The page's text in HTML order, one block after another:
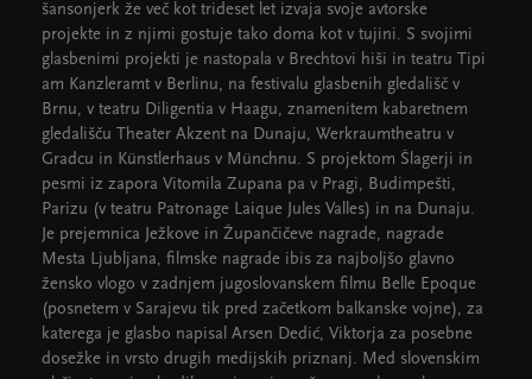
šansonjerk že več kot trideset let izvaja svoje avtorske
projekte in z njimi gostuje tako doma kot v tujini. S svojimi
glasbenimi projekti je nastopala v Brechtovi hiši in teatru Tipi
am Kanzleramt v Berlinu, na festivalu glasbenih gledališč v
Brnu, v teatru Diligentia v Haagu, znamenitem kabaretnem
gledališču Theater Akzent na Dunaju, Werkraumtheatru v
Gradcu in Künstlerhaus v Münchnu. S projektom Šlagerji in
pesmi iz zapora Vitomila Zupana pa v Pragi, Budimpešti,
Parizu (v teatru Patronage Laique Jules Valles) in na Dunaju.
Je prejemnica Ježkove in Župančičeve nagrade, nagrade
Mesta Ljubljana, filmske nagrade ibis za najboljšo glavno
žensko vlogo v zadnjem jugoslovanskem filmu Belle Epoque
(posnetem v Sarajevu tik pred začetkom balkanske vojne), za
katerega je glasbo napisal Arsen Dedić, Viktorja za posebne
dosežke in vrsto drugih medijskih priznanj. Med slovenskim